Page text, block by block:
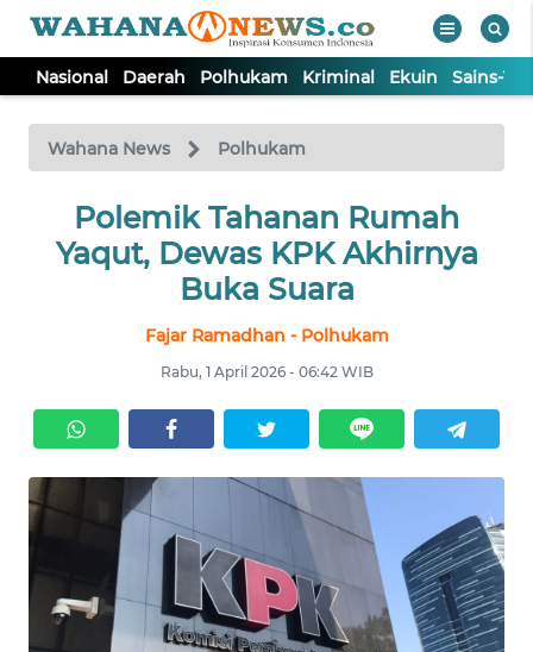
Nasional Daerah Polhukam Kriminal Ekuin Sains-
Wahana News Polhukam
Polemik Tahanan Rumah
Yaqut, Dewas KPK Akhirnya
Buka Suara
Fajar Ramadhan - Polhukam
Rabu, 1 April 2026 - 06:42 WIB
TV
Tutup
NASIONAL
KRIMINAL
EKUIN
SAINS-TEKNO
KESEHATAN